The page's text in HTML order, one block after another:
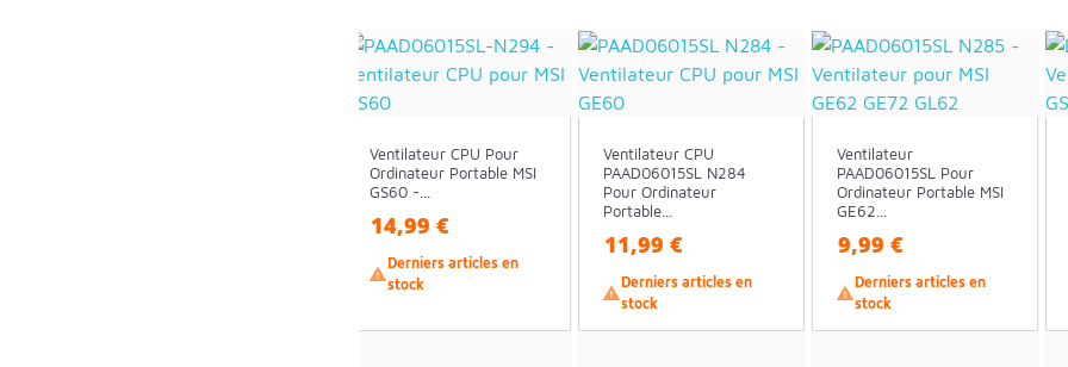
Ventilateur CPU Pour
Ordinateur Portable MSI
GS60 -...
14,99 €

Derniers articles en
stock
Ventilateur CPU
PAAD06015SL N284
Pour Ordinateur
Portable...
11,99 €

Derniers articles en
stock
Ventilateur
PAAD06015SL Pour
Ordinateur Portable MSI
GE62...
9,99 €

Derniers articles en
stock